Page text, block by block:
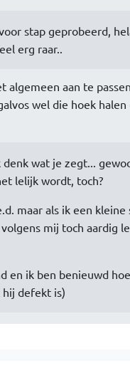
stap geprobeerd,
erg raar..
algemeen aan te passen
wel die hoek halen
wat je zegt...
lelijk wordt, toch?
maar als ik een kleine
mij toch aardig
en ik ben benieuwd
defekt is)